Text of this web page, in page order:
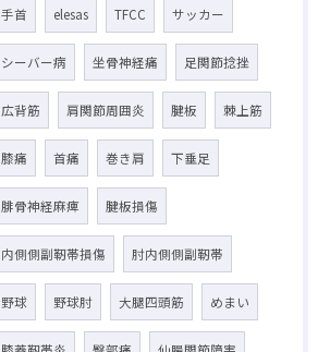
手首 elesas TFCC サッカー
シーバー病 坐骨神経痛 足関節捻挫
広背筋 肩関節周囲炎 腱板 棘上筋
膝痛 首痛 巻き肩 下垂足
腓骨神経麻痺 腱板損傷
内側側副靭帯損傷 肘内側側副靭帯
野球 野球肘 大腿四頭筋 めまい